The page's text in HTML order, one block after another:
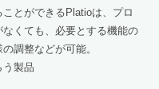
とができるPlatioは、プロ
くても、必要とする機能の
調整などが可能。
製品